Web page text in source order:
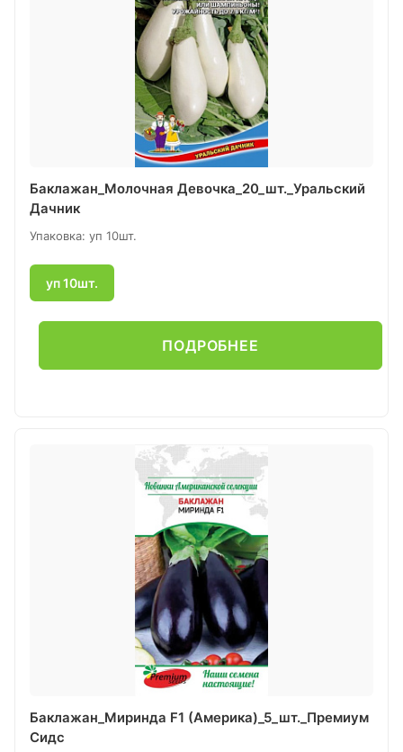
Баклажан_Молочная Девочка_20_шт._Уральский
Дачник
Упаковка: уп 10шт.
уп 10шт.
ПОДРОБНЕЕ
Баклажан_Миринда F1 (Америка)_5_шт._Премиум
Сидс